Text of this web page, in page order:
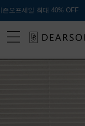
OFF Ι 내아이에게 입